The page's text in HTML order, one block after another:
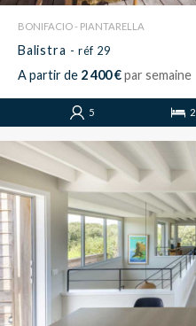
BONIFACIO - PIANTARELLA
Balistra - réf 29
A partir de 2 400 €par semaine
5 2